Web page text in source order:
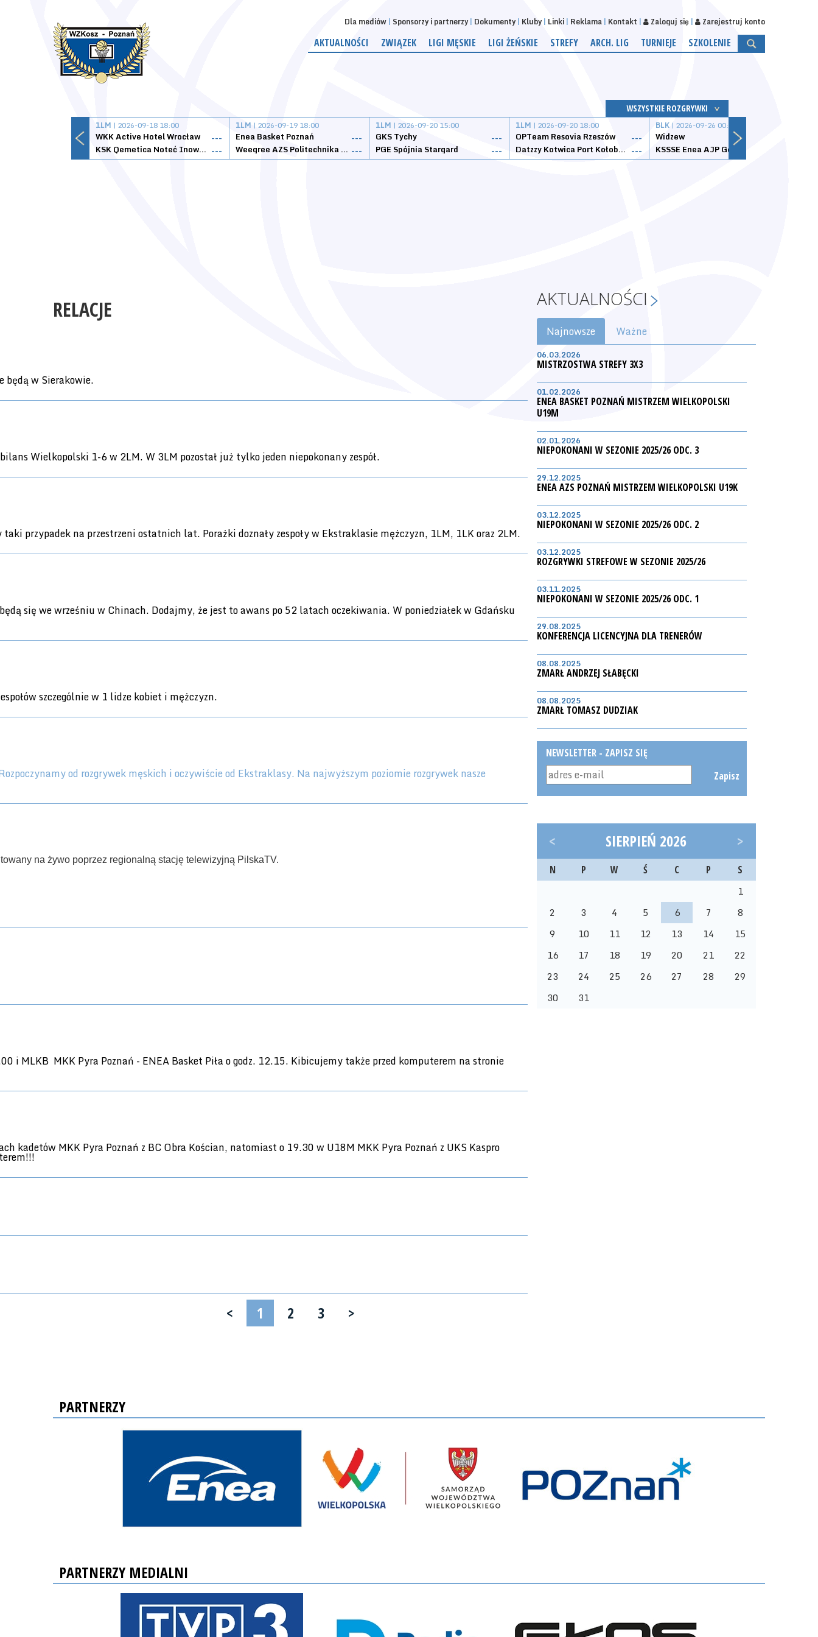
Dla mediów Sponsorzy i partnerzy Dokumenty Kluby Linki Reklama Kontakt Zaloguj się Zarejestruj konto
AKTUALNOŚCI ZWIĄZEK LIGI MĘSKIE LIGI ŻEŃSKIE STREFY ARCH. LIG TURNIEJE SZKOLENIE
WSZYSTKIE ROZGRYWKI
1LM | 2026-09-18 18:00
WKK Active Hotel Wrocław
---
KSK Qemetica Noteć Inowrocław ---
1LM | 2026-09-19 18:00
Enea Basket Poznań
---
Weegree AZS Politechnika Opolska ---
1LM | 2026-09-20 15:00
GKS Tychy
---
PGE Spójnia Stargard
---
1LM | 2026-09-20 18:00
OPTeam Resovia Rzeszów
---
Datzzy Kotwica Port Kołobrzeg ---
BLK | 2026-09-26 00:00
Widzew
RELACJE
będą w Sierakowie.
Wielkopolski 1-6 w 2LM. W 3LM pozostał już tylko jeden niepokonany zespół.
się we wrześniu w Chinach. Dodajmy, że jest to awans po 52 latach oczekiwania. W poniedziałek w Gdańsku
szczególnie w 1 lidze kobiet i mężczyzn.
od rozgrywek męskich i oczywiście od Ekstraklasy. Na najwyższym poziomie rozgrywek nasze
na żywo poprzez regionalną stację telewizyjną PilskaTV.
MLKB MKK Pyra Poznań - ENEA Basket Piła o godz. 12.15. Kibicujemy także przed komputerem na stronie
MKK Pyra Poznań z BC Obra Kościan, natomiast o 19.30 w U18M MKK Pyra Poznań z UKS Kaspro
< 1 2 3 >
AKTUALNOŚCI
Najnowsze Ważne
06.03.2026
MISTRZOSTWA STREFY 3X3
01.02.2026
ENEA BASKET POZNAŃ MISTRZEM WIELKOPOLSKI
U19M
02.01.2026
NIEPOKONANI W SEZONIE 2025/26 ODC. 3
29.12.2025
ENEA AZS POZNAŃ MISTRZEM WIELKOPOLSKI U19K
03.12.2025
NIEPOKONANI W SEZONIE 2025/26 ODC. 2
03.12.2025
ROZGRYWKI STREFOWE W SEZONIE 2025/26
03.11.2025
NIEPOKONANI W SEZONIE 2025/26 ODC. 1
29.08.2025
KONFERENCJA LICENCYJNA DLA TRENERÓW
08.08.2025
ZMARŁ ANDRZEJ SŁABĘCKI
08.08.2025
ZMARŁ TOMASZ DUDZIAK
NEWSLETTER - ZAPISZ SIĘ
Zapisz
< SIERPIEŃ 2026 >
N P W Ś C P S
1
2
3 4 5 6 7
8
9
10 11 12 13 14
15
16
17 18 19 20 21
22
23
24 25 26 27 28
29
30
31
PARTNERZY
PARTNERZY MEDIALNI